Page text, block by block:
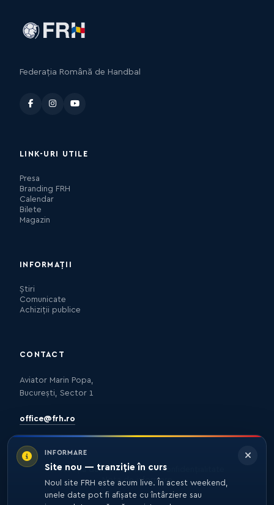
INFORMARE
Site nou — tranziție în curs
Noul site FRH este acum live. În acest weekend,
unele date pot fi afișate cu întârziere sau
Federația Română de Handbal
LINK-URI UTILE
Presa
Branding FRH
Calendar
Bilete
Magazin
INFORMAȚII
Știri
Comunicate
Achiziții publice
CONTACT
Aviator Marin Popa,
București, Sector 1
office@frh.ro
Protecția datelorPolitica de confidențialitate
Nota de informare